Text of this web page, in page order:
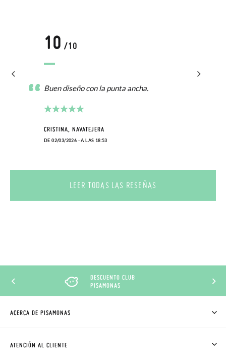
10 /10
Buen diseño con la punta ancha.
CRISTINA, NAVATEJERA
DE 02/03/2026 - A LAS 18:53
LEER TODAS LAS RESEÑAS
DESCUENTO CLUB
PISAMONAS
ACERCA DE PISAMONAS
CÓMO COMPRAR
ATENCIÓN AL CLIENTE